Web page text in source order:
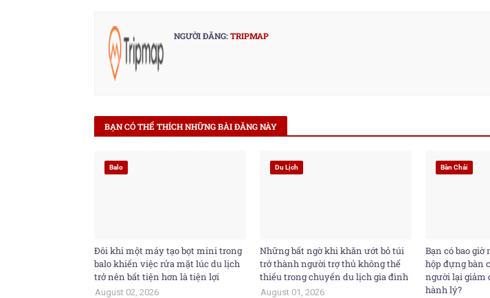
NGƯỜI ĐĂNG:TRIPMAP
BẠN CÓ THỂ THÍCH NHỮNG BÀI ĐĂNG NÀY
Balo
Đôi khi một máy tạo bọt mini trong
balo khiến việc rửa mặt lúc du lịch
trở nên bất tiện hơn là tiện lợi
August 02, 2026
Du Lịch
Những bất ngờ khi khăn ướt bỏ túi
trở thành người trợ thủ không thể
thiếu trong chuyến du lịch gia đình
August 01, 2026
Bàn Chải
Bạn có bao
hộp đựng bàn
người lại giảm
hành lý?